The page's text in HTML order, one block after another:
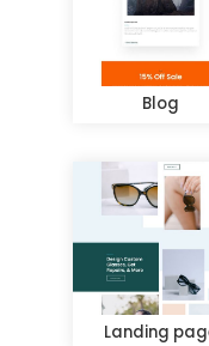
Blog
Landing